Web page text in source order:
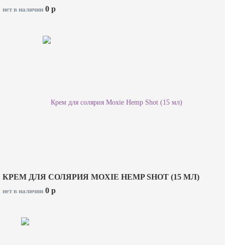
нет в наличии 0 p
КРЕМ ДЛЯ СОЛЯРИЯ MOXIE HEMP SHOT (15 МЛ)
нет в наличии 0 p